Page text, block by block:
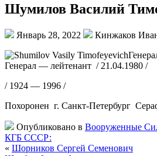
Шумилов Василий
Январь 28, 2022
Кинжаков
Генерал — лейтенант / 21.04.1980 /
/ 1924 — 1996 /
Похоронен г. Санкт-Петербург
Опубликовано в Вооруженные
КГБ СССР:
« Шорников Сергей Семенович